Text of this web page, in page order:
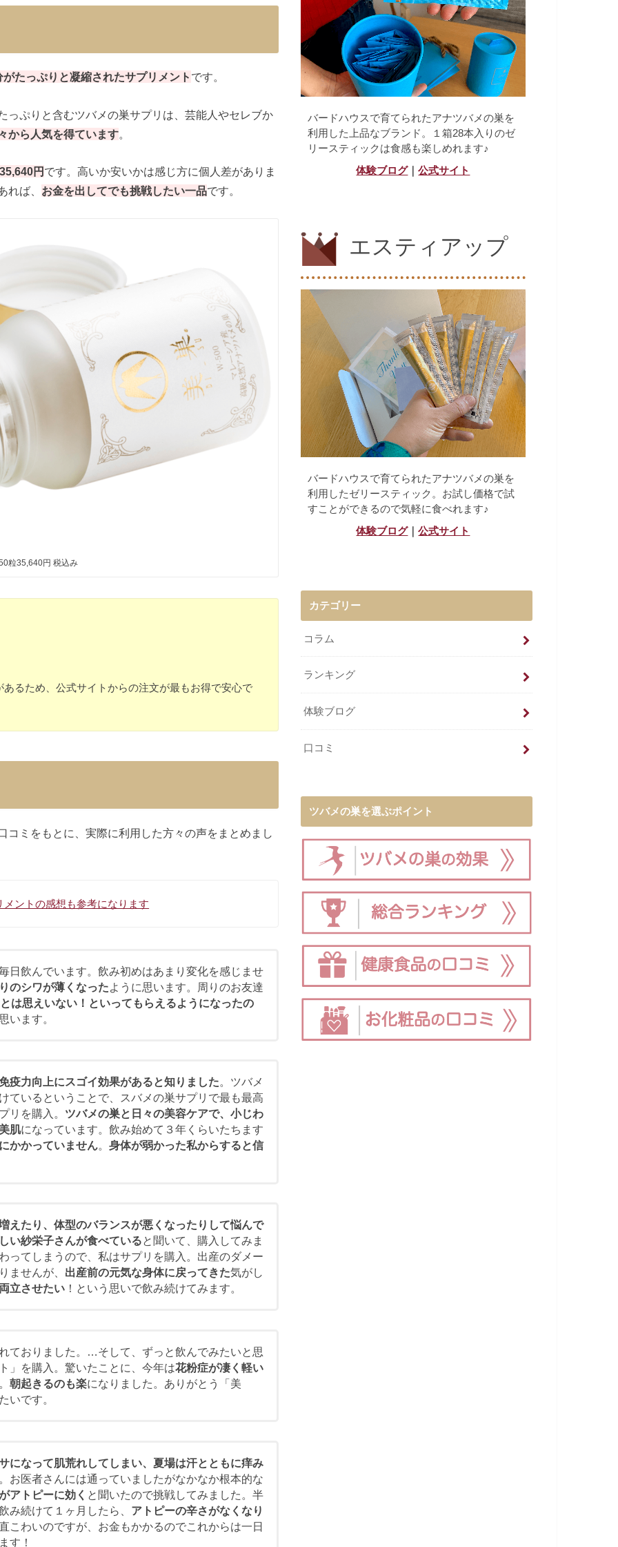
たっぷりと凝縮されたサプリメント です。
っぷりと含むツバメの巣サプリは、芸能人やセレブか
から人気を得ています。
円 です。高いか安いかは感じ方に個人差がありま
れば、 お金を出してでも挑戦したい一品です。
粒35,640円 税込み
るため、公式サイトからの注文が最もお得で安心で
コミをもとに、実際に利用した方々の声をまとめまし
ントの感想も参考になります
日飲んでいます。飲み初めはあまり変化を感じませ
のシワが薄くなったように思います。周りのお友達
は思えいない！といってもらえるようになったの
います。
疫力向上にスゴイ効果があると知りました。ツバメ
ているということで、スバメの巣サプリで最も最高
リを購入。 ツバメの巣と日々の美容ケアで、小じわ
肌になっています。飲み始めて３年くらいたちます
かかっていません。身体が弱かった私からすると信
えたり、体型のバランスが悪くなったりして悩んで
い紗栄子さんが食べていると聞いて、購入してみま
ってしまうので、私はサプリを購入。出産のダメー
ませんが、 出産前の元気な身体に戻ってきた気がし
立させたい ！という思いで飲み続けてみます。
ておりました。…そして、ずっと飲んでみたいと思
」を購入。驚いたことに、今年は花粉症が凄く軽い
朝起きるのも楽になりました。ありがとう「美
いです。
になって肌荒れしてしまい、夏場は汗とともに痒み
お医者さんには通っていましたがなかなか根本的な
アトピーに効く と聞いたので挑戦してみました。半
み続けて１ヶ月したら、 アトピーの辛さがなくなり
こわいのですが、お金もかかるのでこれからは一日
す！
バードハウスで育てられたアナツバメの巣を
利用した上品なブランド。１箱28本入りのゼ
リースティックは食感も楽しめれます♪
体験ブログ｜公式サイト
エスティアップ
バードハウスで育てられたアナツバメの巣を
利用したゼリースティック。お試し価格で試
すことができるので気軽に食べれます♪
体験ブログ｜公式サイト
カテゴリー
コラム
ランキング
体験ブログ
口コミ
ツバメの巣を選ぶポイント